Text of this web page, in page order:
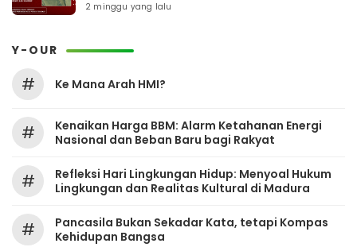
2 minggu yang lalu
Y-OUR
# Ke Mana Arah HMI?
#
Kenaikan Harga BBM: Alarm Ketahanan Energi
Nasional dan Beban Baru bagi Rakyat
#
Refleksi Hari Lingkungan Hidup: Menyoal Hukum
Lingkungan dan Realitas Kultural di Madura
#
Pancasila Bukan Sekadar Kata, tetapi Kompas
Kehidupan Bangsa